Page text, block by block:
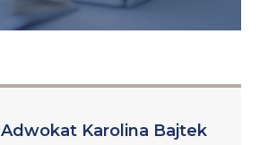
Adwokat Karolina Bajtek